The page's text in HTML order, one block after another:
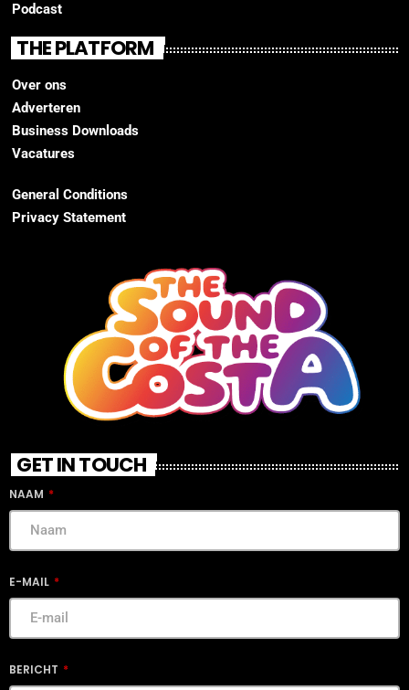
Podcast
THE PLATFORM
Over ons
Adverteren
Business Downloads
Vacatures
General Conditions
Privacy Statement
GET IN TOUCH
NAAM
E-MAIL
BERICHT